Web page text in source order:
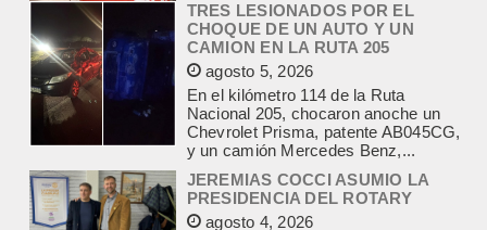
En el kilómetro 114 de la Ruta
Nacional 205, chocaron anoche un
Chevrolet Prisma, patente AB045CG,
y un camión Mercedes Benz,...
JEREMIAS COCCI ASUMIO LA
PRESIDENCIA DEL ROTARY
agosto 4, 2026
En el salón de la avenida Yrigoyen
colmado, asumió la presidencia del
Rotary Club de Lobos Jeremías
Cocci, para el...